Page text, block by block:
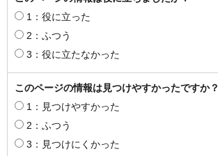
1：役に立った
2：ふつう
3：役に立たなかった
このページの情報は見つけやすかったですか？
1：見つけやすかった
2：ふつう
3：見つけにくかった